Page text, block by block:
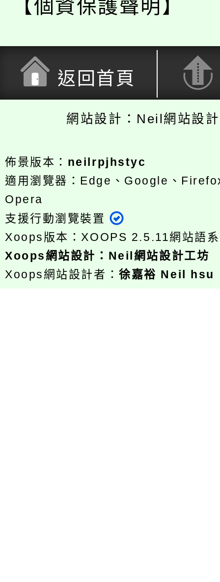
【個資保護聲明】
返回首頁
網站設計：Neil網站設
佈景版本： neilrpjhstyc
適用瀏覽器：Edge、Google、
Opera
支援行動瀏覽裝置
Xoops版本：XOOPS 2.5.11網站語
Xoops網站設計 ： Neil網站設計工坊
Xoops網站設計者：徐嘉裕 Neil hsu